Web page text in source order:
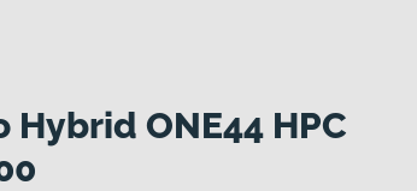
Hybrid ONE44 HPC